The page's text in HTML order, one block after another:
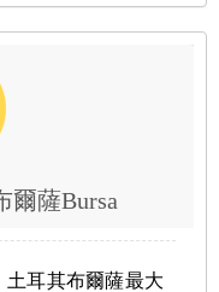
爾薩Bursa
土耳其布爾薩最大